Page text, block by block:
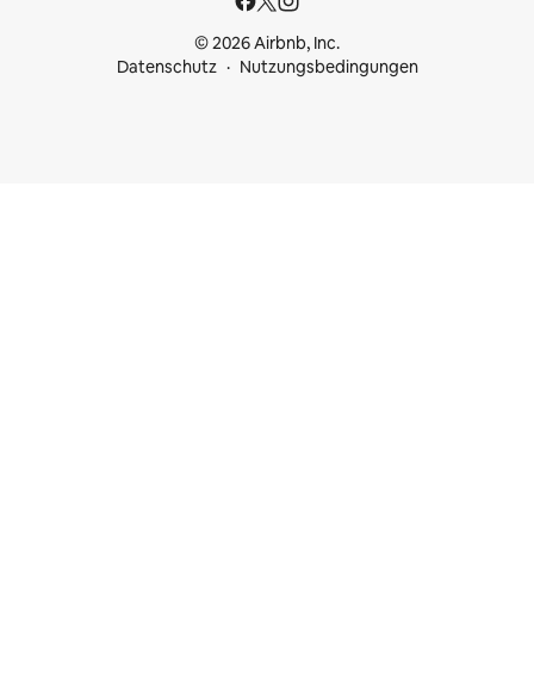
© 2026 Airbnb, Inc.
Datenschutz
Nutzungsbedingungen